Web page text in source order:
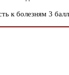
к болезням 3